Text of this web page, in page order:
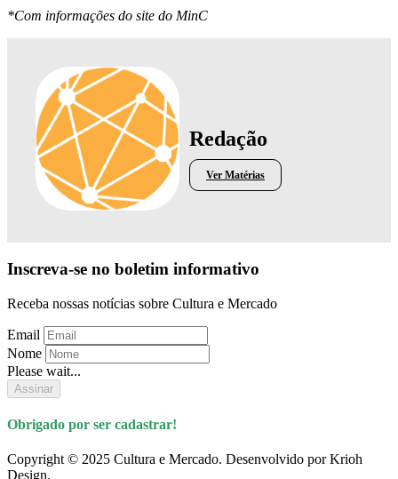
*Com informações do site do MinC
Redação
Ver Matérias
Inscreva-se no boletim informativo
Receba nossas notícias sobre Cultura e Mercado
Email
Nome
Please wait...
Assinar
Obrigado por ser cadastrar!
Copyright © 2025 Cultura e Mercado. Desenvolvido por Krioh
Design.